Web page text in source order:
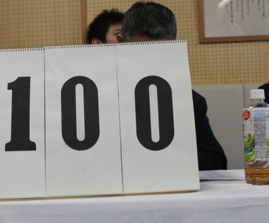
16.08.2026